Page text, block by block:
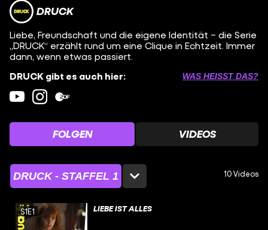
DRUCK
Liebe, Freundschaft und die eigene Identität – die Serie
„DRUCK“ erzählt rund um eine Clique in Echtzeit. Immer
dann, wenn etwas passiert.
DRUCK gibt es auch hier:
WAS HEISST DAS?
FOLGEN VIDEOS
DRUCK - STAFFEL 1 10 Videos
S1E1 LIEBE IST ALLES